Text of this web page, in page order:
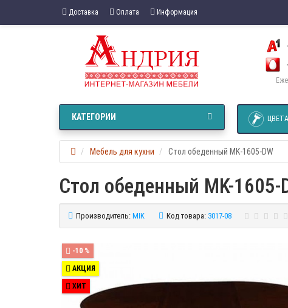
Доставка Оплата Информация
КАТЕГОРИИ
Мебель для кухни Стол обеденный MK-1605-DW
Стол обеденный MK-1605-
Производитель: MIK Код товара: 3017-08
-10 %
АКЦИЯ
ХИТ